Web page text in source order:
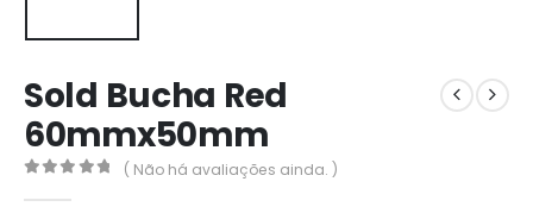
Sold Bucha Red
60mmx50mm
( Não há avaliações ainda. )